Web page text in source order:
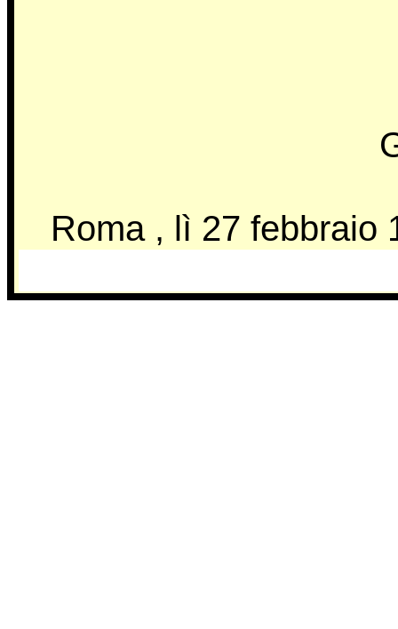
Roma , lì 27 febbraio